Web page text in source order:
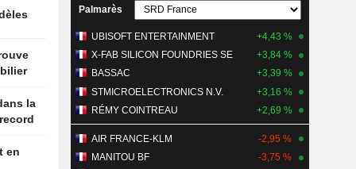
la
en
Palmarès
UBISOFT ENTERTAINMENT
+4,43 %
X-FAB SILICON FOUNDRIES SE
+3,84 %
BASSAC
+3,39 %
STMICROELECTRONICS N.V.
+3,16 %
RÉMY COINTREAU
+2,69 %
AIR FRANCE-KLM
-2,95 %
MANITOU BF
-3,75 %